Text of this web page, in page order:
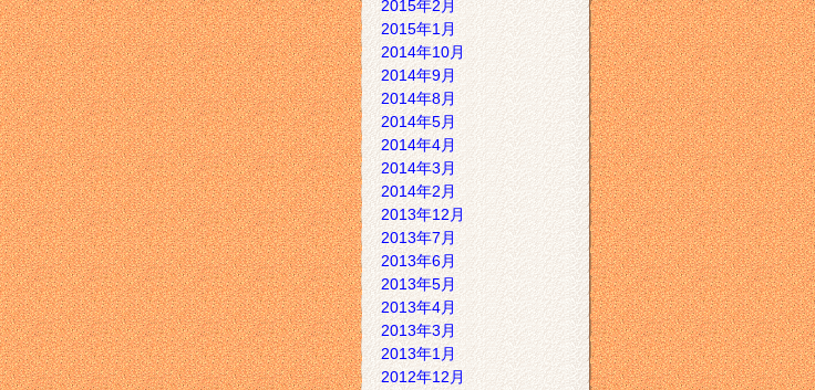
2015年2月
2015年1月
2014年10月
2014年9月
2014年8月
2014年5月
2014年4月
2014年3月
2014年2月
2013年12月
2013年7月
2013年6月
2013年5月
2013年4月
2013年3月
2013年1月
2012年12月